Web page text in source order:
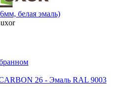
белая эмаль)